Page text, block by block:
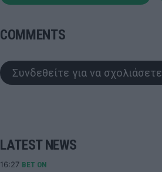
COMMENTS
Συνδεθείτε για να σχολιάσετε
LATEST NEWS
16:27 BET ON